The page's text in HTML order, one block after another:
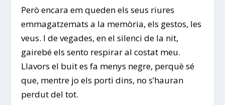
Però encara em queden els seus riures
emmagatzemats a la memòria, els gestos, les
veus. I de vegades, en el silenci de la nit,
gairebé els sento respirar al costat meu.
Llavors el buit es fa menys negre, perquè sé
que, mentre jo els porti dins, no s’hauran
perdut del tot.